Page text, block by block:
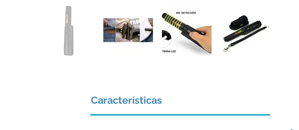
Características